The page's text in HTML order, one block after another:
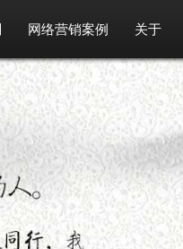
网络营销案例 关于